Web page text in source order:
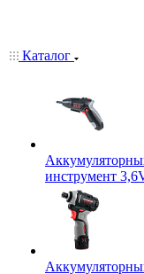
Каталог
инструмент